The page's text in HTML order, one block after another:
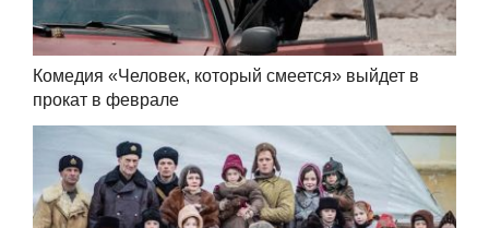
Комедия «Человек, который смеется» выйдет в
прокат в феврале